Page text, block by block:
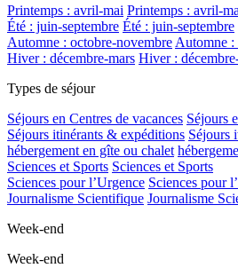
Printemps : avril-mai Printemps : avril-
Été : juin-septembre Été : juin-septembre
Automne : octobre-novembreAutomne :
Hiver : décembre-mars Hiver :
Types de séjour
Séjours en Centres de vacances Séjours
Séjours itinérants & expéditions Séjours
hébergement en gîte ou chalet
Sciences et Sports Sciences et Sports
Sciences pour l’Urgence Sciences pour
Journalisme Scientifique Journalisme
Week-end
Week-end